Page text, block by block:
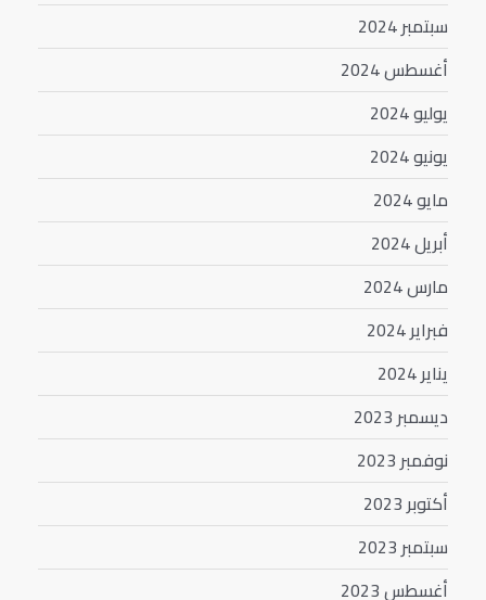
سبتمبر 2024
أغسطس 2024
يوليو 2024
يونيو 2024
مايو 2024
أبريل 2024
مارس 2024
فبراير 2024
يناير 2024
ديسمبر 2023
نوفمبر 2023
أكتوبر 2023
سبتمبر 2023
أغسطس 2023